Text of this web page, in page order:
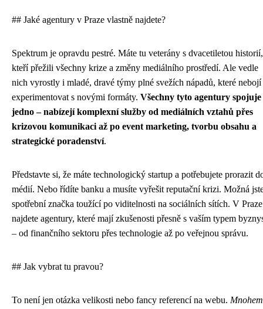
## Jaké agentury v Praze vlastně najdete?
Spektrum je opravdu pestré. Máte tu veterány s dvacetiletou historií,
kteří přežili všechny krize a změny mediálního prostředí. Ale vedle
nich vyrostly i mladé, dravé týmy plné svežích nápadů, které nebojí
experimentovat s novými formáty. Všechny tyto agentury spojuje
jedno – nabízejí komplexní služby od mediálních vztahů přes
krizovou komunikaci až po event marketing, tvorbu obsahu a
strategické poradenství.
Představte si, že máte technologický startup a potřebujete prorazit
médií. Nebo řídíte banku a musíte vyřešit reputační krizi. Možná
spotřební značka toužící po viditelnosti na sociálních sítích. V Praze
najdete agentury, které mají zkušenosti přesně s vaším typem
– od finančního sektoru přes technologie až po veřejnou správu.
## Jak vybrat tu pravou?
To není jen otázka velikosti nebo fancy referencí na webu. Mnohem